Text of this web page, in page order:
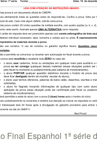
Final Espanhol 1ª série